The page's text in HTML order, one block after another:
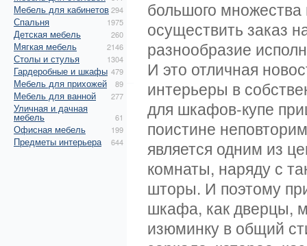
Мебель для кабинетов294
Спальня 1975
Детская мебель 260
Мягкая мебель 2146
Столы и стулья 1304
Гардеробные и шкафы 479
Мебель для прихожей 89
Мебель для ванной 277
Уличная и дачная
мебель 61
Офисная мебель 199
Предметы интерьера 644
большого
осуществить заказ
разнообразие
И это отличная
интерьеры в
для шкафов-купе
поистине
является одним из
комнаты, наряду с
шторы. И поэтому
шкафа, как дверцы,
изюминку в общий